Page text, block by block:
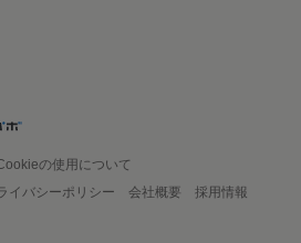
の使用について
イバシーポリシー 会社概要
採用情報